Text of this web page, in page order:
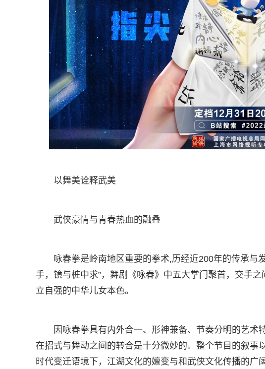
以舞美诠释武美
武侠豪情与青春热血的融叠
咏春拳是岭南地区重要的拳术,历经近200年的传承与
手，镜与桩中求”，舞剧《咏春》中五大掌门聚首，交手
立自强的中华儿女本色。
因咏春拳具有内外合一、形神兼备、节奏分明的艺术
在招式与舞动之间的转合是十分微妙的。整个节目的叙事
时代变迁语境下，江湖文化的嬗变与和武侠文化传播的